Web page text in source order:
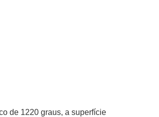
de 1220 graus, a superfície